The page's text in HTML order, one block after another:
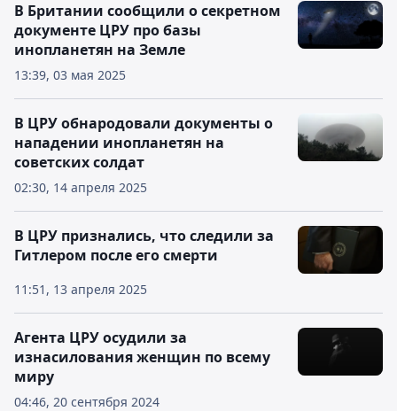
13:39, 03 мая 2025
В Британии сообщили о секретном
документе ЦРУ про базы
инопланетян на Земле
02:30, 14 апреля 2025
В ЦРУ обнародовали документы о
нападении инопланетян на
советских солдат
11:51, 13 апреля 2025
В ЦРУ признались, что следили за
Гитлером после его смерти
04:46, 20 сентября 2024
Агента ЦРУ осудили за
изнасилования женщин по всему
миру